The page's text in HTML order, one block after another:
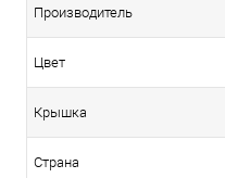
Производитель
Цвет
Крышка
Страна